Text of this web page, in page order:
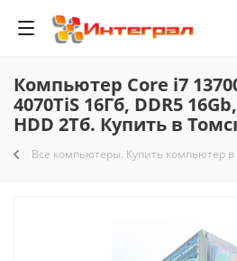
Компьютер Core i7
4070TiS 16Гб, DDR5
HDD 2Тб. Купить в
Все компьютеры. Купить компьютер в